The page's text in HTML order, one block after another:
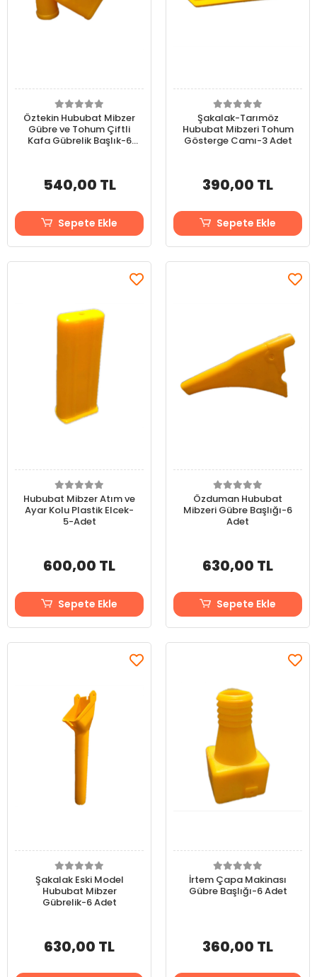
Öztekin Hububat Mibzer
Gübre ve Tohum Çiftli
Kafa Gübrelik Başlık-6
540,00 TL
Sepete Ekle
Şakalak-Tarımöz
Hububat Mibzeri Tohum
Gösterge Camı-3 Adet
390,00 TL
Sepete Ekle
Hububat Mibzer Atım ve
Ayar Kolu Plastik Elcek-
5-Adet
600,00 TL
Sepete Ekle
Özduman Hububat
Mibzeri Gübre Başlığı-6
Adet
630,00 TL
Sepete Ekle
Şakalak Eski Model
Hububat Mibzer
Gübrelik-6 Adet
630,00 TL
İrtem Çapa Makinası
Gübre Başlığı-6 Adet
360,00 TL